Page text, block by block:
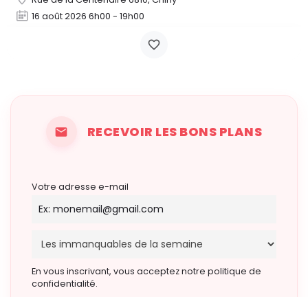
16 août 2026 6h00 - 19h00
RECEVOIR LES BONS PLANS
Votre adresse e-mail
En vous inscrivant, vous acceptez notre politique de
confidentialité.